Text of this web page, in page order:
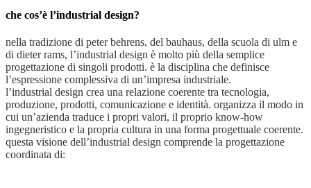
che cos’è l’industrial design?
nella tradizione di peter behrens, del bauhaus, della scuola di ulm e
di dieter rams, l’industrial design è molto più della semplice
progettazione di singoli prodotti. è la disciplina che definisce
l’espressione complessiva di un’impresa industriale.
l’industrial design crea una relazione coerente tra tecnologia,
produzione, prodotti, comunicazione e identità. organizza il modo in
cui un’azienda traduce i propri valori, il proprio know-how
ingegneristico e la propria cultura in una forma progettuale coerente.
questa visione dell’industrial design comprende la progettazione
coordinata di: